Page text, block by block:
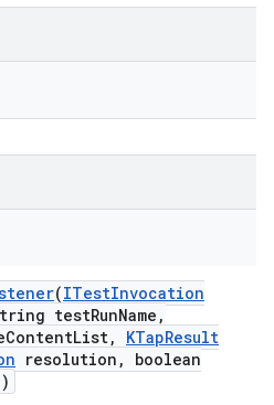
(ITestInvocation
testRunName ,
ContentList, KTapResult
resolution ,
boolean